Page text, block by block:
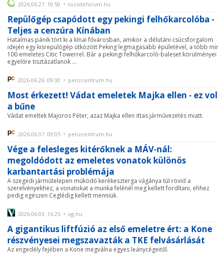
2026.06.27. 10:50 • tozsdeforum.hu
Repülőgép csapódott egy pekingi felhőkarcolóba -
Teljes a cenzúra Kínában
Hatalmas pánik tört ki a kínai fővárosban, amikor a délutáni csúcsforgalom
idején egy kisrepülőgép ütközött Peking legmagasabb épületével, a több
100 emeletes Citic Towerrel. Bár a pekingi felhőkarcoló-baleset körülményei
egyelőre tisztázatlanok ...
2026.06.26. 09:30 • penzcentrum.hu
Most érkezett! Vádat emeletek Majka ellen - ez
a bűne
Vádat emeltek Majoros Péter, azaz Majka ellen ittas járművezetés miatt.
2026.06.07. 09:05 • penzcentrum.hu
Vége a felesleges kitérőknek a MÁV-nál:
megoldódott az emeletes vonatok különös
karbantartási problémája
A szegedi járműtelepen működő kerékeszterga vágánya túl rövid a
szerelvényekhez, a vonatokat a munka felénél meg kellett fordítani, ehhez
pedig egészen Ceglédig kellett menniük.
2026.06.03. 16:25 • vg.hu
A gigantikus liftfúzió az első emeletre ért: a Kone
részvényesei megszavazták a TKE felvásárlását
Az engedély fejében a Kone megválna egyes leánycégeitől.